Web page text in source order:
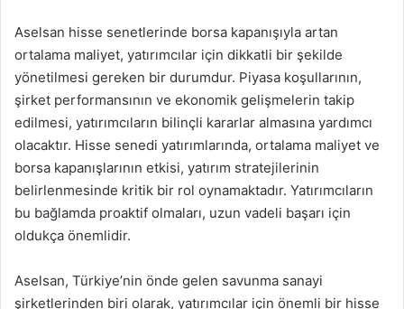
Aselsan hisse senetlerinde borsa kapanışıyla artan
ortalama maliyet, yatırımcılar için dikkatli bir şekilde
yönetilmesi gereken bir durumdur. Piyasa koşullarının,
şirket performansının ve ekonomik gelişmelerin takip
edilmesi, yatırımcıların bilinçli kararlar almasına yardımcı
olacaktır. Hisse senedi yatırımlarında, ortalama maliyet ve
borsa kapanışlarının etkisi, yatırım stratejilerinin
belirlenmesinde kritik bir rol oynamaktadır. Yatırımcıların
bu bağlamda proaktif olmaları, uzun vadeli başarı için
oldukça önemlidir.
Aselsan, Türkiye’nin önde gelen savunma sanayi
şirketlerinden biri olarak, yatırımcılar için önemli bir hisse